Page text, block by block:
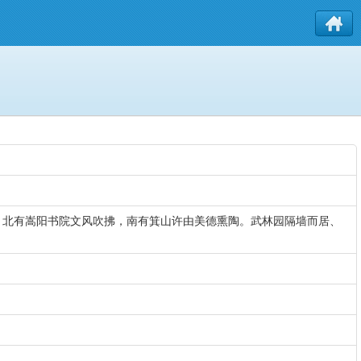
嵩阳书院文风吹拂，南有箕山许由美德熏陶。武林园隔墙而居、